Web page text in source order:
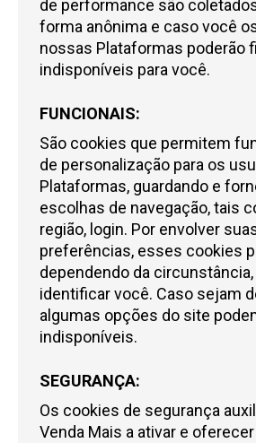
de performance são
forma anônima e caso você
nossas Plataformas poderão
indisponíveis para você.
FUNCIONAIS:
São cookies que permitem
de personalização para os
Plataformas, guardando e
escolhas de navegação, tais
região, login. Por envolver
preferências, esses cookies
dependendo da circunstância,
identificar você. Caso sejam
algumas opções do site
indisponíveis.
SEGURANÇA:
Os cookies de segurança
Venda Mais a ativar e